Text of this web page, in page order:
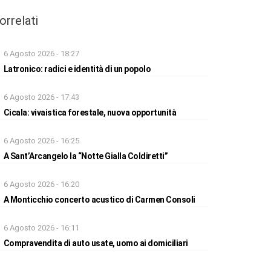
6 Agosto 2026 - 18:27
Latronico: radici e identità di un popolo
6 Agosto 2026 - 17:43
Cicala: vivaistica forestale, nuova opportunità
6 Agosto 2026 - 16:25
A Sant’Arcangelo la “Notte Gialla Coldiretti”
6 Agosto 2026 - 16:20
A Monticchio concerto acustico di Carmen Consoli
6 Agosto 2026 - 16:11
Compravendita di auto usate, uomo ai domiciliari